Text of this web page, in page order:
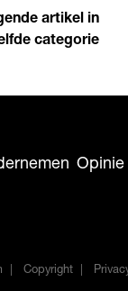
artikel in
categorie
Opinie
Copyright